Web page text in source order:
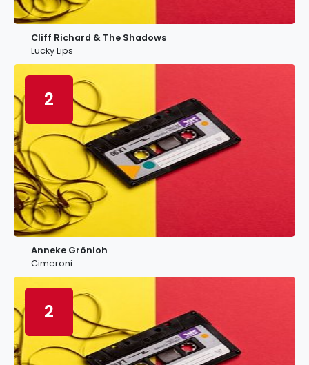
Cliff Richard & The Shadows
Lucky Lips
2
Anneke Grönloh
Cimeroni
2